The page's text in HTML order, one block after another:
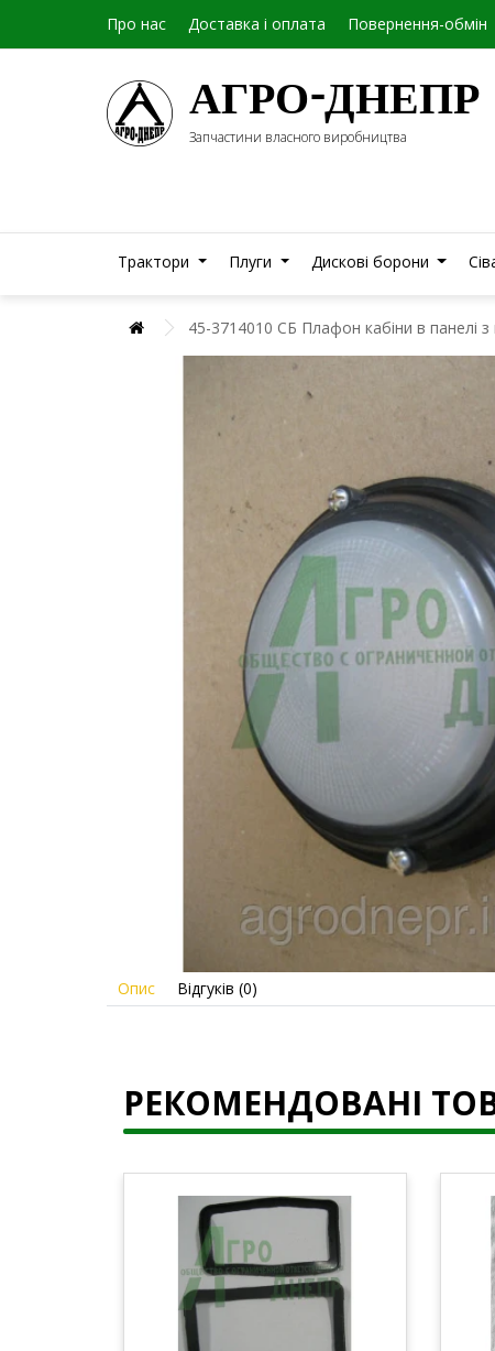
Про нас Доставка і оплата Повернення-обмін
АГРО-ДНЕПР
Запчастини власного виробництва
Трактори Плуги Дискові борони
45-3714010 СБ Плафон кабіни в панелі
Опис Відгуків (0)
РЕКОМЕНДОВАНІ